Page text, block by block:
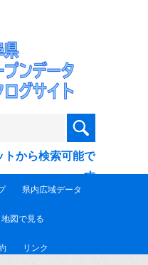
から検索可能で
す
県内広域データ
地図で見る
リンク